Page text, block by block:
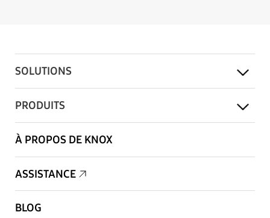
SOLUTIONS
PRODUITS
À PROPOS DE KNOX
ASSISTANCE
BLOG